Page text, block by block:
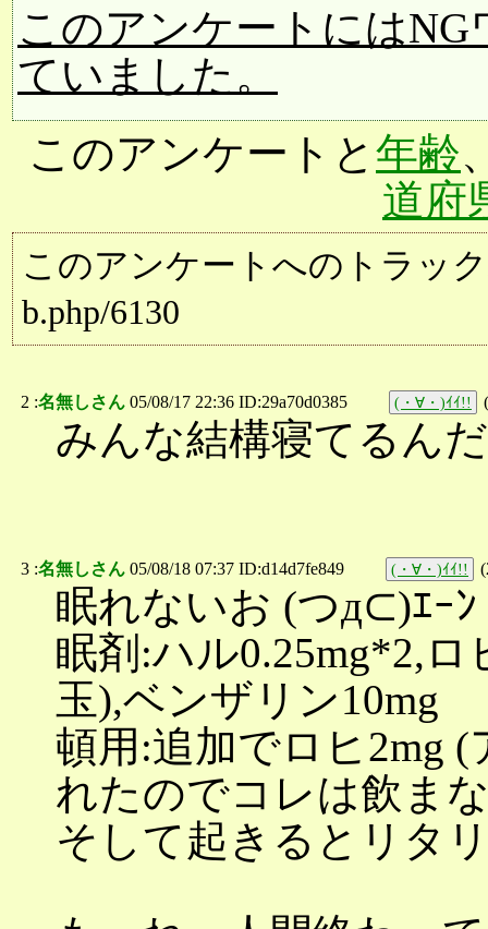
このアンケートにはNG
ていました。
このアンケートと 年齢
道府
このアンケートへのトラッ
b.php/6130
2 :名無しさん 05/08/17 22:36 ID:29a70d0385 (・∀・)ｲｲ!! (
みんな結構寝てるん
3 :名無しさん 05/08/18 07:37 ID:d14d7fe849 (・∀・)ｲｲ!! (
眠れないお (つд⊂)ｴｰﾝ
眠剤:ハル0.25mg*2,ロ
玉),ベンザリン10mg
頓用:追加でロヒ2mg
れたのでコレは飲ま
そして起きるとリタ